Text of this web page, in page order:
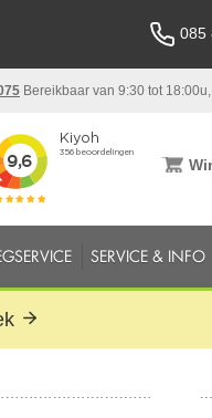
085
Bereikbaar van 9:30 tot
SERVICE & INFO